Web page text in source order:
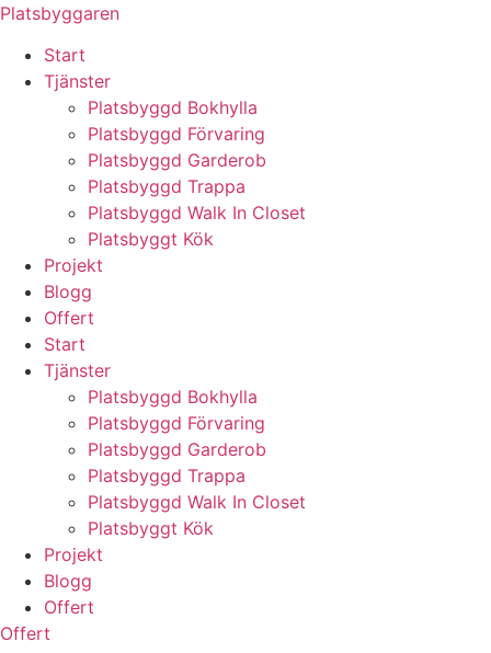
Skip
content
Platsbyggaren
Start
Tjänster
Platsbyggd Bokhylla
Platsbyggd Förvaring
Platsbyggd Garderob
Platsbyggd Trappa
Platsbyggd Walk In Closet
Platsbyggt Kök
Projekt
Blogg
Offert
Start
Tjänster
Platsbyggd Bokhylla
Platsbyggd Förvaring
Platsbyggd Garderob
Platsbyggd Trappa
Platsbyggd Walk In Closet
Platsbyggt Kök
Projekt
Blogg
Offert
Offert